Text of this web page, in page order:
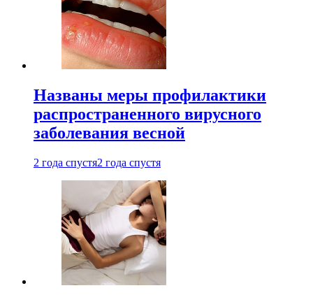
Названы меры профилактики
распространенного вирусного
заболевания весной
2 года спустя2 года спустя